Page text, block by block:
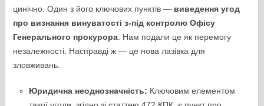
цинічно. Один з його ключових пунктів — виведення угод
про визнання винуватості з-під контролю Офісу
Генерального прокурора . Нам подали це як перемогу
незалежності. Насправді ж — це нова лазівка для
зловживань.
Юридична неоднозначність: Ключовим елементом